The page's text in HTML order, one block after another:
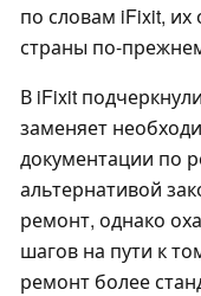
по словам iFixit, их
страны по-
В iFixit
заменяет
документации по
альтернативой
ремонт, однако
шагов на пути к
ремонт более